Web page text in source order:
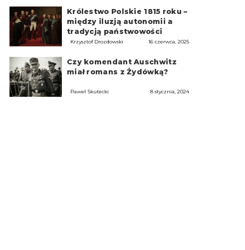
Królestwo Polskie 1815 roku –
między iluzją autonomii a
tradycją państwowości
Krzysztof Drozdowski 16 czerwca, 2025
Czy komendant Auschwitz
miał romans z Żydówką?
Paweł Skutecki 8 stycznia, 2024